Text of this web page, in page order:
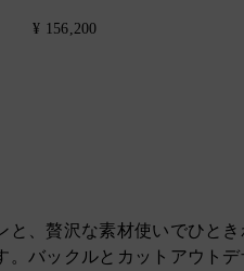
¥ 156,200
、贅沢な素材使いでひと
バックルとカットアウト